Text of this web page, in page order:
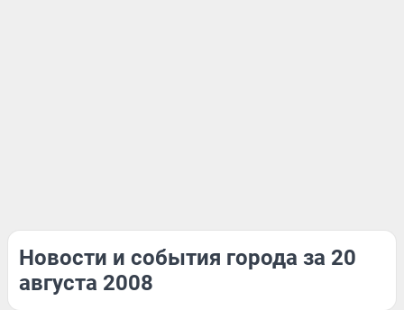
Новости и события города за 20
августа 2008